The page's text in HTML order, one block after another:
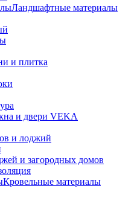
Ландшафтные материалы
и плитка
и двери VEKA
и лоджий
и загородных домов
Кровельные материалы